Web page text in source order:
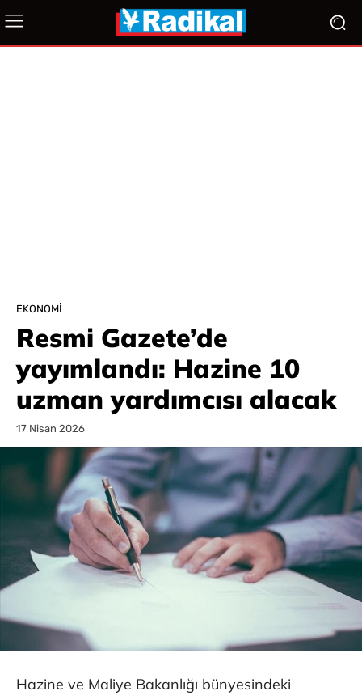
EKONOMI
Resmi Gazete’de
yayımlandı: Hazine 10
uzman yardımcısı alacak
17 Nisan 2026
Hazine ve Maliye Bakanlığı bünyesindeki